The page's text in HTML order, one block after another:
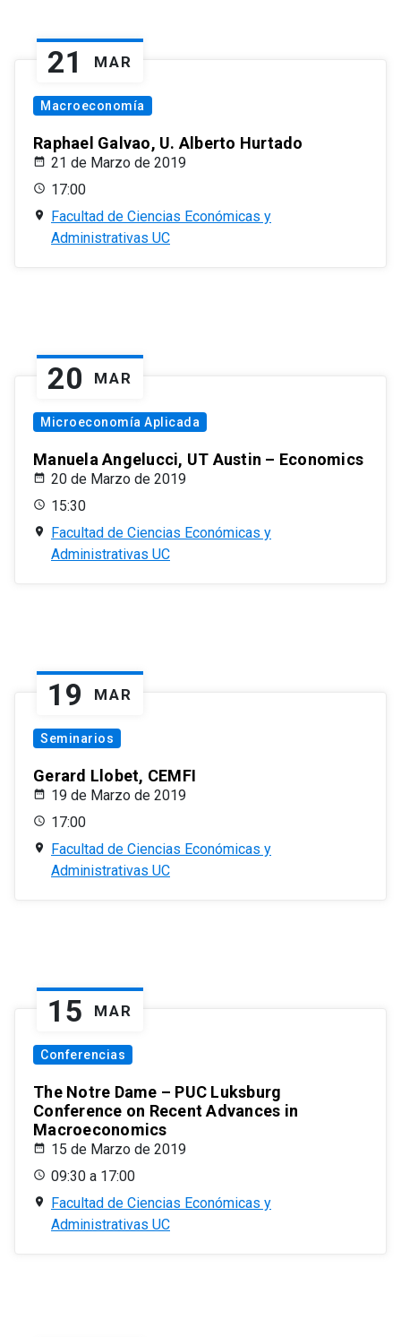
21 MAR
Macroeconomía
Raphael Galvao, U. Alberto Hurtado
21 de Marzo de 2019
17:00
Facultad de Ciencias Económicas y
Administrativas UC
20 MAR
Microeconomía Aplicada
Manuela Angelucci, UT Austin – Economics
20 de Marzo de 2019
15:30
Facultad de Ciencias Económicas y
Administrativas UC
19 MAR
Seminarios
Gerard Llobet, CEMFI
19 de Marzo de 2019
17:00
Facultad de Ciencias Económicas y
Administrativas UC
15 MAR
Conferencias
The Notre Dame – PUC Luksburg
Conference on Recent Advances in
Macroeconomics
15 de Marzo de 2019
09:30 a 17:00
Facultad de Ciencias Económicas y
Administrativas UC